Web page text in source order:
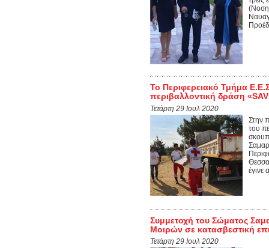
Το Περιφερειακό Τμήμα
περιβαλλοντική δράση
Τετάρτη 29 Ιουλ 2020
Στην
του
έγινε
Συμμετοχή του Σώματος
Μοιρών σε κατασβεστική
Τετάρτη 29 Ιουλ 2020